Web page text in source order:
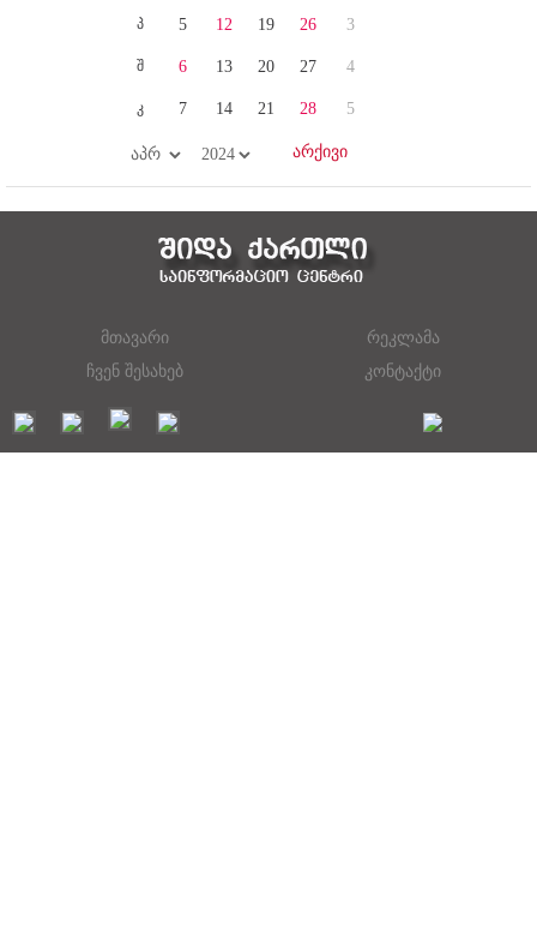
პ
შ
კ
5
6
7
12
13
14
19
20
21
26
27
28
3
4
5
მთავარი
რეკლამა
ჩვენ შესახებ
კონტაქტი